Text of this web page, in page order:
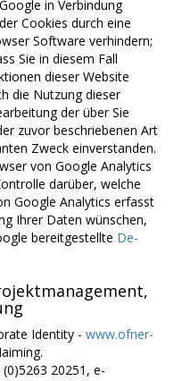
in Verbindung
Cookies durch eine
Software verhindern;
Sie in diesem Fall
dieser Website
die Nutzung dieser
der über Sie
zuvor beschriebenen Art
Zweck einverstanden.
von Google Analytics
darüber, welche
Google Analytics erfasst
Ihrer Daten wünschen,
bereitgestellte De-
Identity - www.ofner-
(0)5263 20251, e-